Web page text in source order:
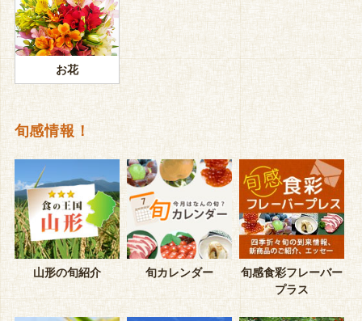
お花
旬感情報！
山形の旬紹介 旬カレンダー
旬感食彩フレーバー
プラス